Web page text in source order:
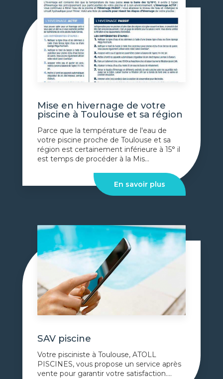
Mise en hivernage de votre
piscine à Toulouse et sa région
Parce que la température de l'eau de
votre piscine proche de Toulouse et sa
région est certainement inférieure à 15° il
est temps de procéder à la Mis...
En savoir plus
SAV piscine
Votre pisciniste à Toulouse, ATOLL
PISCINES, vous propose un service après
vente pour garantir votre satisfaction....